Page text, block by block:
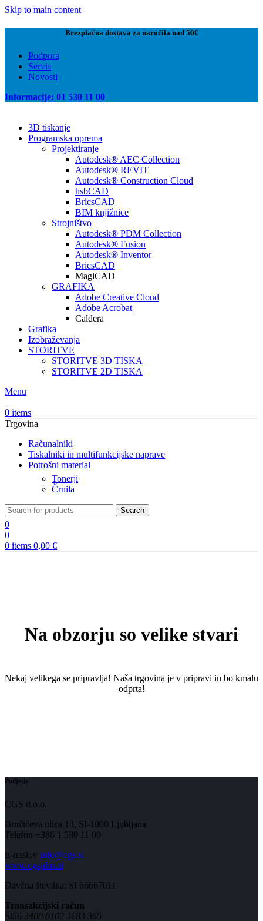
Skip to main content
Brezplačna dostava za naročila nad 50€
Podpora
Servis
Novosti
Informacije: 01 530 11 00
3D tiskanje
Programska oprema
Projektiranje
Autodesk® AEC Collection
Autodesk® REVIT
Autodesk® Construction Cloud
hsbCAD
BricsCAD
BIM knjižnice
Strojništvo
Autodesk® PDM Collection
Autodesk® Fusion
Autodesk® Inventor
BricsCAD
MagiCAD
GRAFIKA
Adobe Creative Cloud
Adobe Acrobat
Caldera
Grafika
Izobraževanja
STORITVE
STORITVE 3D TISKA
STORITVE 2D TISKA
Menu
0 items
Trgovina
Računalniki
Tiskalniki in multifunkcijske naprave
Potrošni material
Tonerji
Črnila
Search
0
0
0 items 0,00 €
Na obzorju so velike stvari
Nekaj ​​velikega se pripravlja! Naša trgovina je v pripravi in ​​bo kmalu
odprta!
Podjetje
CGS d.o.o.
Brnčičeva ulica 13, SI-1000 Ljubljana
Telefon +386 1 530 11 00
E-naslov info@cgs.si
www.cgsplus.si
Davčna številka: SI 66667011
Transakcijski račun
SI56 3400 0102 3683 365